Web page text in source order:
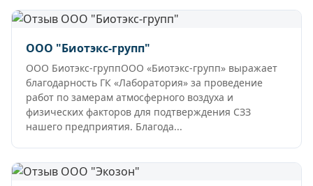
ООО "Биотэкс-групп"
ООО Биотэкс-группООО «Биотэкс-групп» выражает
благодарность ГК «Лаборатория» за проведение
работ по замерам атмосферного воздуха и
физических факторов для подтверждения СЗЗ
нашего предприятия. Благода...